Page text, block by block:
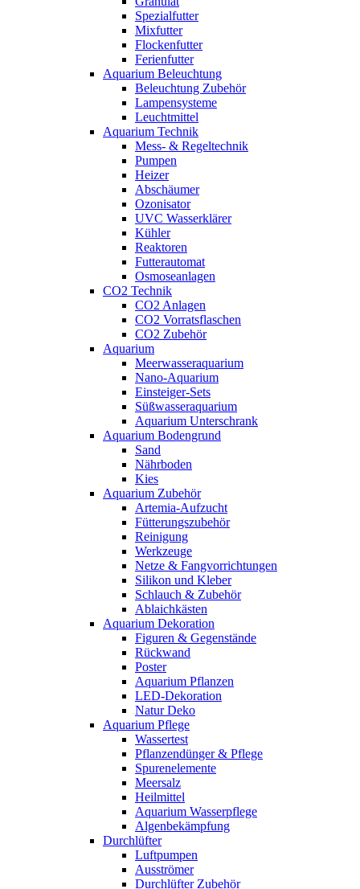
Spezialfutter
Mixfutter
Flockenfutter
Ferienfutter
Aquarium Beleuchtung
Beleuchtung Zubehör
Lampensysteme
Leuchtmittel
Aquarium Technik
Mess- & Regeltechnik
Pumpen
Heizer
Abschäumer
Ozonisator
UVC Wasserklärer
Kühler
Reaktoren
Futterautomat
Osmoseanlagen
CO2 Technik
CO2 Anlagen
CO2 Vorratsflaschen
CO2 Zubehör
Aquarium
Meerwasseraquarium
Nano-Aquarium
Einsteiger-Sets
Süßwasseraquarium
Aquarium Unterschrank
Aquarium Bodengrund
Sand
Nährboden
Kies
Aquarium Zubehör
Artemia-Aufzucht
Fütterungszubehör
Reinigung
Werkzeuge
Netze & Fangvorrichtungen
Silikon und Kleber
Schlauch & Zubehör
Ablaichkästen
Aquarium Dekoration
Figuren & Gegenstände
Rückwand
Poster
Aquarium Pflanzen
LED-Dekoration
Natur Deko
Aquarium Pflege
Wassertest
Pflanzendünger & Pflege
Spurenelemente
Meersalz
Heilmittel
Aquarium Wasserpflege
Algenbekämpfung
Durchlüfter
Luftpumpen
Ausströmer
Durchlüfter Zubehör